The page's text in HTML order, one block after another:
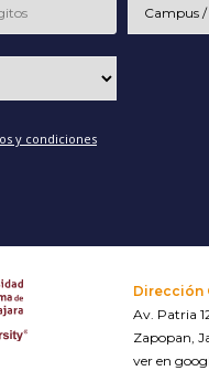
y condiciones
Dirección
Av. Patria
Zapopan,
ver en